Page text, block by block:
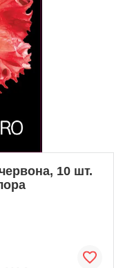
10 шт.